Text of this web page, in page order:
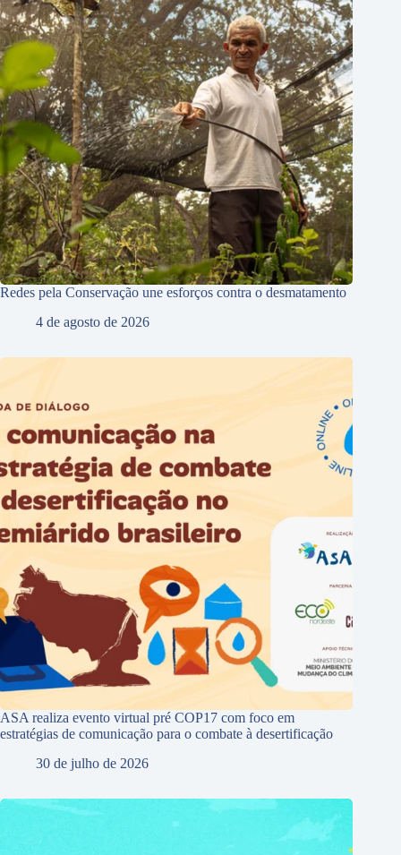
Redes pela Conservação une esforços contra o desmatamento
4 de agosto de 2026
ASA realiza evento virtual pré COP17 com foco em
estratégias de comunicação para o combate à desertificação
30 de julho de 2026